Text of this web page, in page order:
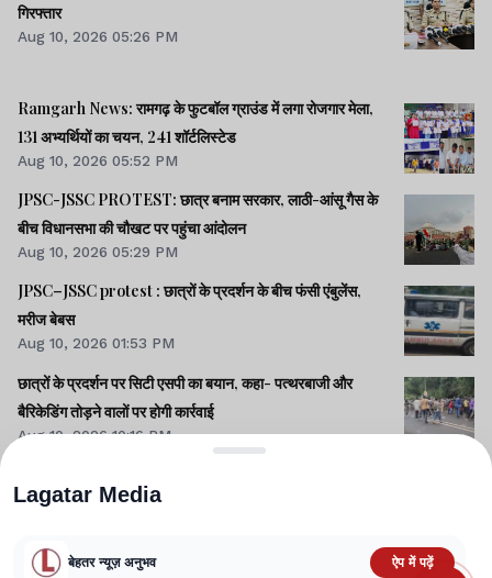
गिरफ्तार
Aug 10, 2026 05:26 PM
Ramgarh News: रामगढ़ के फुटबॉल ग्राउंड में लगा रोजगार मेला,
131 अभ्यर्थियों का चयन, 241 शॉर्टलिस्टेड
Aug 10, 2026 05:52 PM
JPSC-JSSC PROTEST: छात्र बनाम सरकार, लाठी-आंसू गैस के
बीच विधानसभा की चौखट पर पहुंचा आंदोलन
Aug 10, 2026 05:29 PM
JPSC–JSSC protest : छात्रों के प्रदर्शन के बीच फंसी एंबुलेंस,
मरीज बेबस
Aug 10, 2026 01:53 PM
छात्रों के प्रदर्शन पर सिटी एसपी का बयान, कहा- पत्थरबाजी और
बैरिकेडिंग तोड़ने वालों पर होगी कार्रवाई
Aug 10, 2026 10:16 PM
Lagatar Media
बेहतर न्यूज़ अनुभव ऐप में पढ़ें